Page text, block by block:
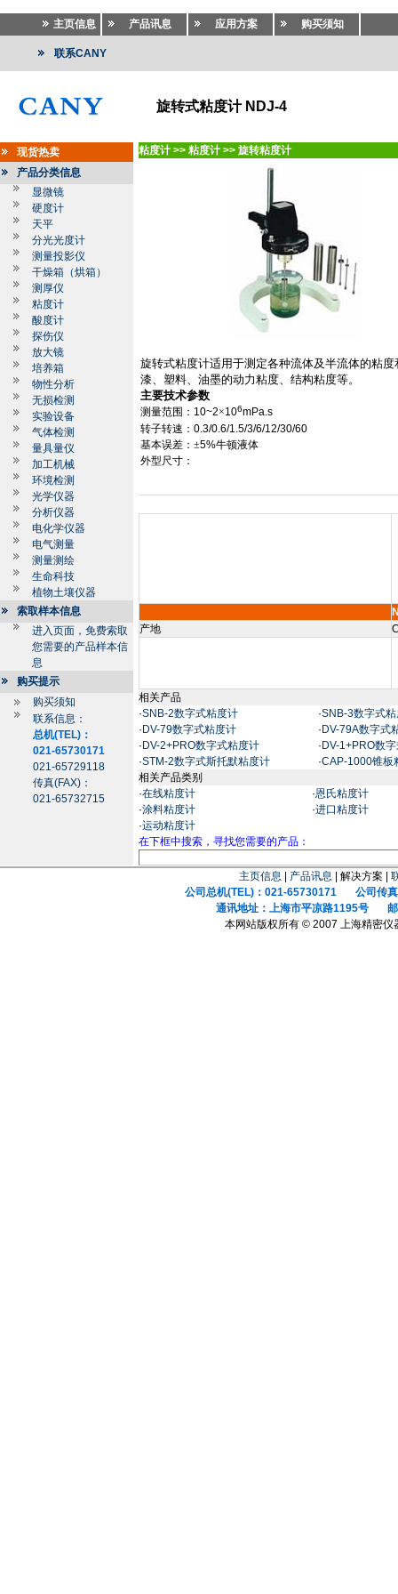
主页信息 产品讯息 应用方案 购买须知
联系CANY
旋转式粘度计 NDJ-4
现货热卖
产品分类信息
显微镜
硬度计
天平
分光光度计
测量投影仪
干燥箱（烘箱）
测厚仪
粘度计
酸度计
探伤仪
放大镜
培养箱
物性分析
无损检测
实验设备
气体检测
量具量仪
加工机械
环境检测
光学仪器
分析仪器
电化学仪器
电气测量
测量测绘
生命科技
植物土壤仪器
索取样本信息
进入页面，免费索取
您需要的产品样本信
息
购买提示
购买须知
联系信息：
总机(TEL)：
021-65730171
021-65729118
传真(FAX)：
021-65732715
粘度计 >> 粘度计 >> 旋转粘度计
旋转式粘度计适用于测定各种流体及半流体的粘
漆、塑料、油墨的动力粘度、结构粘度等。
主要技术参数
测量范围 ： 10~2×106mPa.s
转子转速 ： 0.3/0.6/1.5/3/6/12/30/60
基本误差 ： ±5%牛顿液体
外型尺寸：
产地
相关产品
·SNB-2数字式粘度计 ·SNB-3数字式
· DV-79数字式粘度计 · DV-79A数字式
· DV-2+PRO数字式粘度计 · DV-1+PRO数
·STM-2数字式斯托默粘度计 ·CAP-1000锥板
相关产品类别
·在线粘度计 ·恩氏粘度计
·涂料粘度计 ·进口粘度计
·运动粘度计
在下框中搜索，寻找您需要的产品：
主页信息 产品讯息 | 解决方案 |
公司总机(TEL)：021-65730171 公司传真
通讯地址：上海市平凉路1195号 邮
本网站版权所有 © 2007 上海精密仪